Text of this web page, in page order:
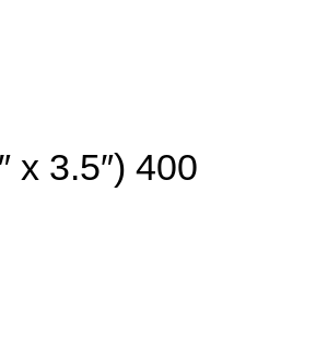
x 3.5″) 400